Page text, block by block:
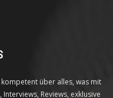
über alles, was mit
Reviews, exklusive